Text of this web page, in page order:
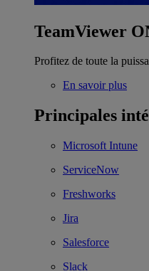
TeamViewer
Profitez de toute la
En savoir plus
Principales
Microsoft Intune
ServiceNow
Freshworks
Jira
Salesforce
Slack